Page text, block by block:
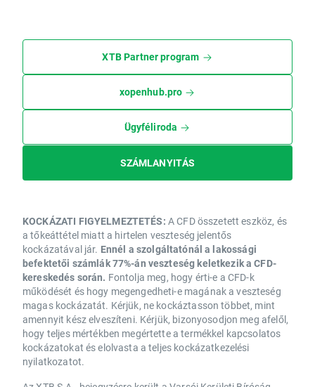
XTB Partner program
xopenhub.pro
Ügyféliroda
SZÁMLANYITÁS
KOCKÁZATI FIGYELMEZTETÉS: A CFD összetett eszköz, és
a tőkeáttétel miatt a hirtelen veszteség jelentős
kockázatával jár. Ennél a szolgáltatónál a lakossági
befektetői számlák 77%-án veszteség keletkezik a CFD-
kereskedés során. Fontolja meg, hogy érti-e a CFD-k
működését és hogy megengedheti-e magának a veszteség
magas kockázatát. Kérjük, ne kockáztasson többet, mint
amennyit kész elveszíteni. Kérjük, bizonyosodjon meg afelől,
hogy teljes mértékben megértette a termékkel kapcsolatos
kockázatokat és elolvasta a teljes kockázatkezelési
nyilatkozatot.